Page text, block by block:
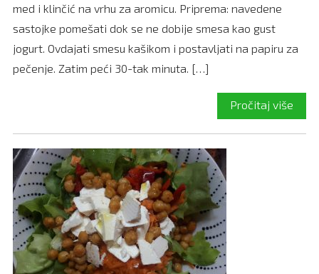
med i klinčić na vrhu za aromicu. Priprema: navedene
sastojke pomešati dok se ne dobije smesa kao gust
jogurt. Ovdajati smesu kašikom i postavljati na papiru za
pečenje. Zatim peći 30-tak minuta. […]
Pročitaj više